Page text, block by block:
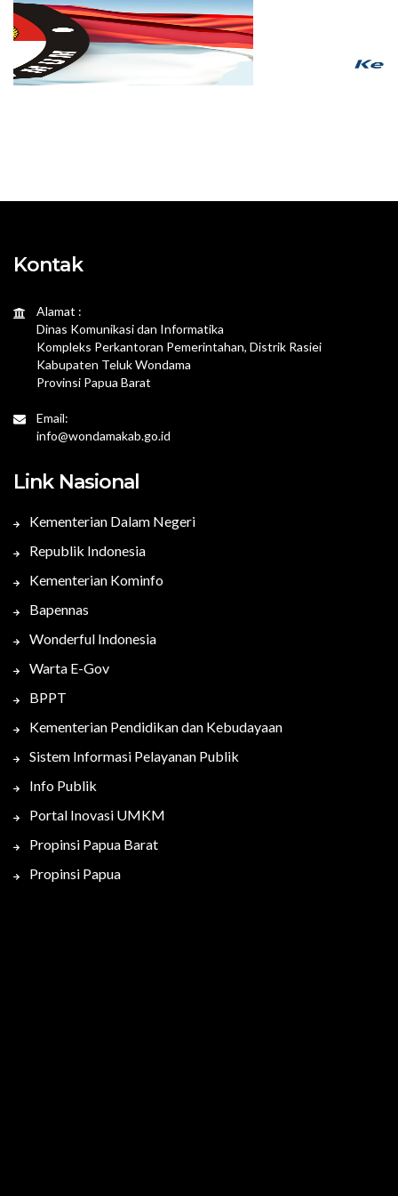
Kontak
Alamat :
Dinas Komunikasi dan Informatika
Kompleks Perkantoran Pemerintahan, Distrik Rasiei
Kabupaten Teluk Wondama
Provinsi Papua Barat
Email:
info@wondamakab.go.id
Link Nasional
Kementerian Dalam Negeri
Republik Indonesia
Kementerian Kominfo
Bapennas
Wonderful Indonesia
Warta E-Gov
BPPT
Kementerian Pendidikan dan Kebudayaan
Sistem Informasi Pelayanan Publik
Info Publik
Portal Inovasi UMKM
Propinsi Papua Barat
Propinsi Papua